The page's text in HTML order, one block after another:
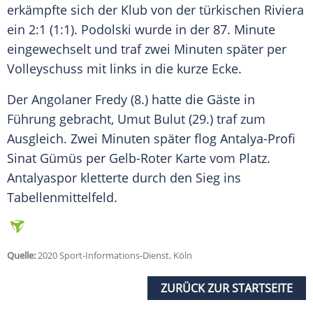
erkämpfte sich der Klub von der türkischen Riviera
ein 2:1 (1:1). Podolski wurde in der 87. Minute
eingewechselt und traf zwei Minuten später per
Volleyschuss mit links in die kurze Ecke.
Der Angolaner Fredy (8.) hatte die Gäste in
Führung gebracht, Umut Bulut (29.) traf zum
Ausgleich. Zwei Minuten später flog Antalya-Profi
Sinat Gümüs per Gelb-Roter Karte vom Platz.
Antalyaspor kletterte durch den Sieg ins
Tabellenmittelfeld.
Quelle:2020 Sport-Informations-Dienst, Köln
ZURÜCK ZUR STARTSEITE